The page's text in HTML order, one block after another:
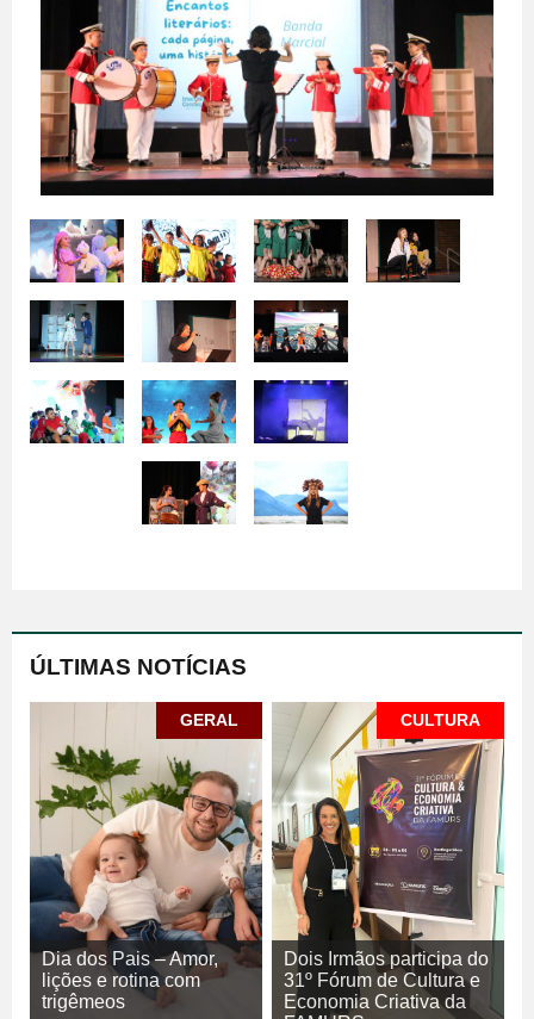
ÚLTIMAS NOTÍCIAS
GERAL
Dia dos Pais – Amor,
lições e rotina com
trigêmeos
CULTURA
Dois Irmãos participa do
31º Fórum de Cultura e
Economia Criativa da